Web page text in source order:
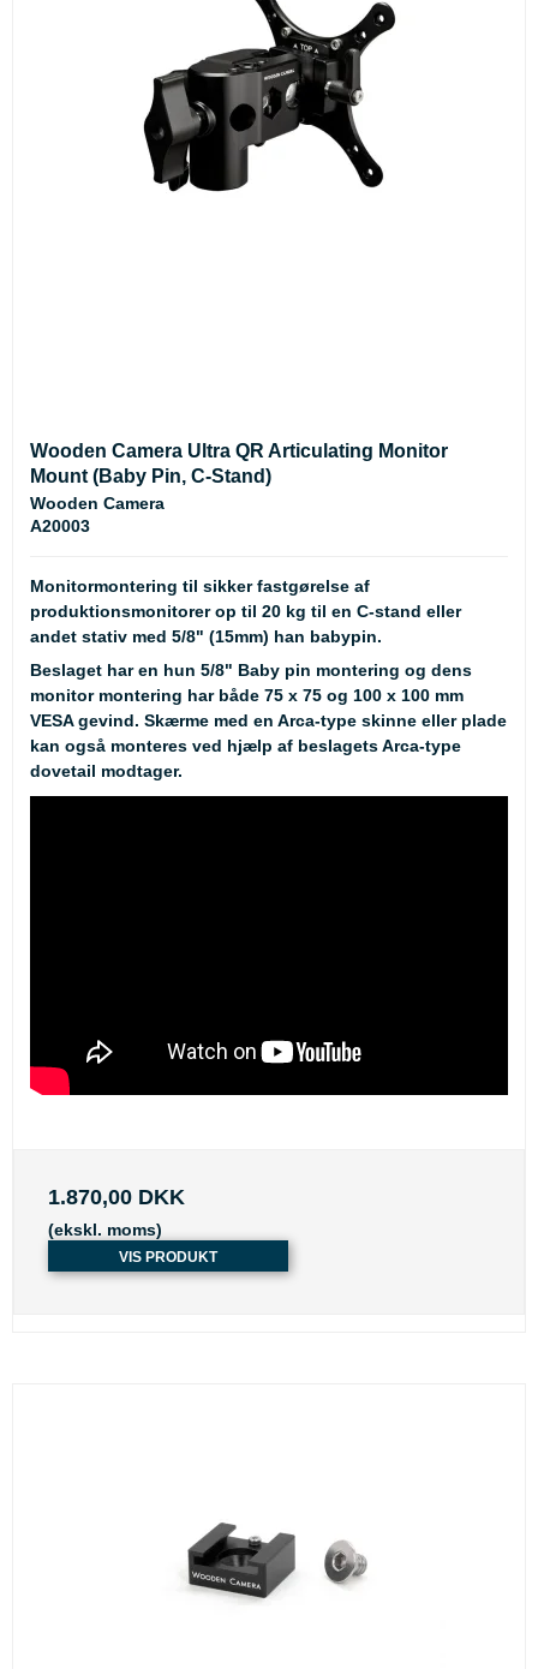
Wooden Camera Ultra QR Articulating Monitor
Mount (Baby Pin, C-Stand)
Wooden Camera
A20003
Monitormontering til sikker fastgørelse af
produktionsmonitorer op til 20 kg til en C-stand eller
andet stativ med 5/8" (15mm) han babypin.
Beslaget har en hun 5/8" Baby pin montering og dens
monitor montering har både 75 x 75 og 100 x 100 mm
VESA gevind. Skærme med en Arca-type skinne eller plade
kan også monteres ved hjælp af beslagets Arca-type
dovetail modtager.
1.870,00 DKK
(ekskl. moms)
VIS PRODUKT